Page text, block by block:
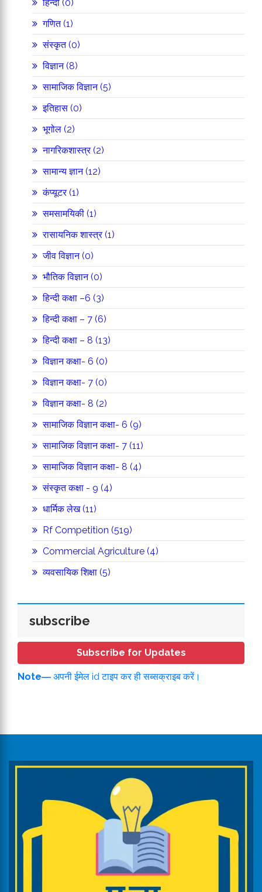
हिन्दी (0)
गणित (1)
संस्कृत (0)
विज्ञान (8)
सामाजिक विज्ञान (5)
इतिहास (0)
भूगोल (2)
नागरिकशास्त्र (2)
सामान्य ज्ञान (12)
कंप्यूटर (1)
समसामयिकी (1)
रासायनिक शास्त्र (1)
जीव विज्ञान (0)
भौतिक विज्ञान (0)
हिन्दी कक्षा –6 (3)
हिन्दी कक्षा – 7 (6)
हिन्दी कक्षा – 8 (13)
विज्ञान कक्षा- 6 (0)
विज्ञान कक्षा- 7 (0)
विज्ञान कक्षा- 8 (2)
सामाजिक विज्ञान कक्षा- 6 (9)
सामाजिक विज्ञान कक्षा- 7 (11)
सामाजिक विज्ञान कक्षा- 8 (4)
संस्कृत कक्षा - 9 (4)
धार्मिक लेख (11)
Rf Competition (519)
Commercial Agriculture (4)
व्यवसायिक शिक्षा (5)
subscribe
Subscribe for Updates
Note― अपनी ईमेल id टाइप कर ही सब्सक्राइब करें।